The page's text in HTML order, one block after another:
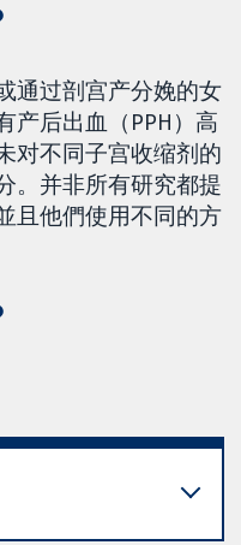
通过剖宫产分娩的女
产后出血（PPH）高
对不同子宫收缩剂的
。并非所有研究都提
且他們使用不同的方